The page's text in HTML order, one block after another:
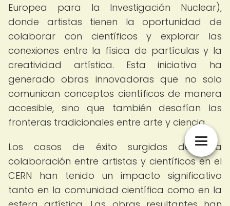
Europea para la Investigación Nuclear),
donde artistas tienen la oportunidad de
colaborar con científicos y explorar las
conexiones entre la física de partículas y la
creatividad artística. Esta iniciativa ha
generado obras innovadoras que no solo
comunican conceptos científicos de manera
accesible, sino que también desafían las
fronteras tradicionales entre arte y ciencia.
Los casos de éxito surgidos de esta
colaboración entre artistas y científicos en el
CERN han tenido un impacto significativo
tanto en la comunidad científica como en la